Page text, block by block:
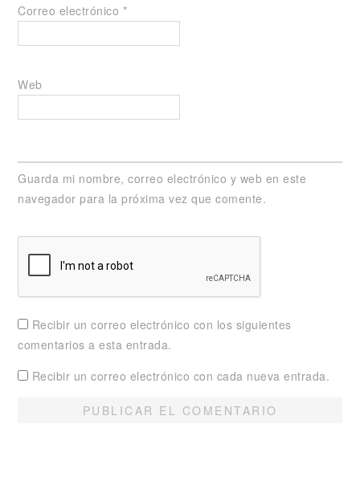
Correo electrónico *
Web
Guarda mi nombre, correo electrónico y web en este
navegador para la próxima vez que comente.
Recibir un correo electrónico con los siguientes
comentarios a esta entrada.
Recibir un correo electrónico con cada nueva entrada.